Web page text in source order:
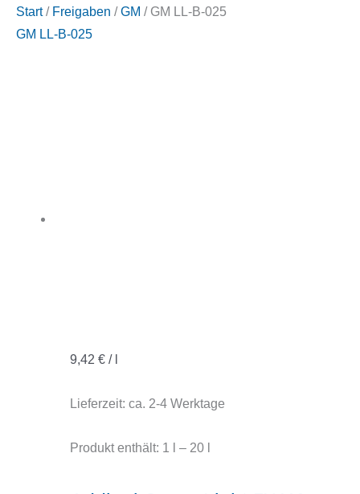
Start/ Freigaben /GM / GM LL-B-025
GM LL-B-025
9,42 €/
Lieferzeit: ca. 2-4 Werktage
Produkt enthält: 1 – 20